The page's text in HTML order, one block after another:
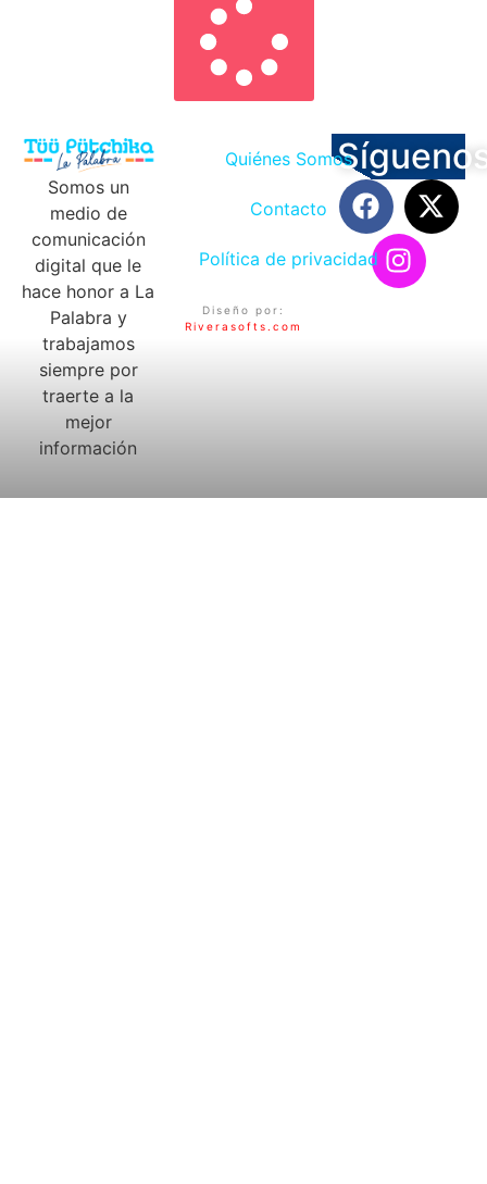
Somos un
medio de
comunicación
digital que le
hace honor a La
Palabra y
trabajamos
siempre por
traerte a la
mejor
información
Quiénes Somos
Contacto
Política de privacidad
Diseño por:
Riverasofts.com